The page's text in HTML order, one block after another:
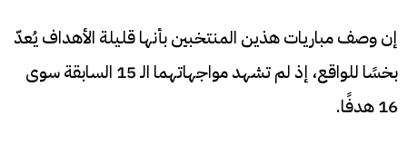
إن وصف مباريات هذين المنتخبين بأنها قليلة الأهداف يُعدّ
بخسًا للواقع، إذ لم تشهد مواجهاتهما الـ 15 السابقة سوى
16 هدفًا.